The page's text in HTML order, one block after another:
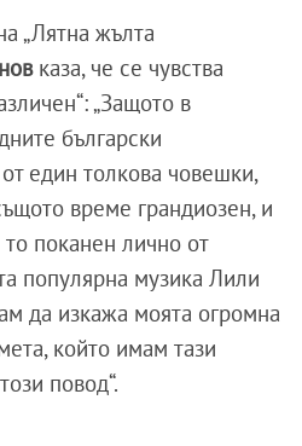
„Лятна жълта
каза, че се чувства
„Защото в
български
един толкова човешки,
време грандиозен, и
поканен лично от
популярна музика Лили
да изкажа моята огромна
който имам тази
повод“.